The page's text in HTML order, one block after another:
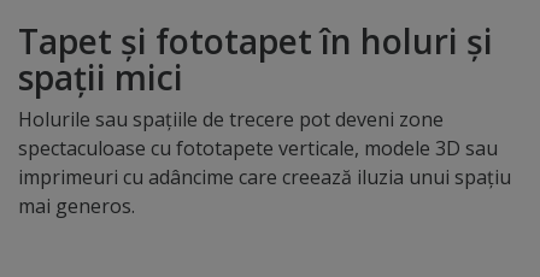
Tapet și fototapet în holuri și
spații mici
Holurile sau spațiile de trecere pot deveni zone
spectaculoase cu fototapete verticale, modele 3D sau
imprimeuri cu adâncime care creează iluzia unui spațiu
mai generos.